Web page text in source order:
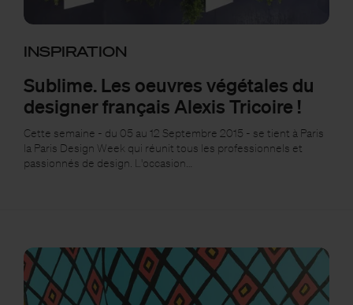
INSPIRATION
Sublime. Les oeuvres végétales du
designer français Alexis Tricoire !
Cette semaine - du 05 au 12 Septembre 2015 - se tient à Paris
la Paris Design Week qui réunit tous les professionnels et
passionnés de design. L'occasion…